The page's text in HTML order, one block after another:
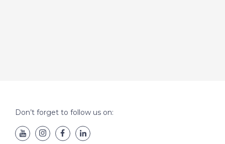
Don’t forget to follow us on: